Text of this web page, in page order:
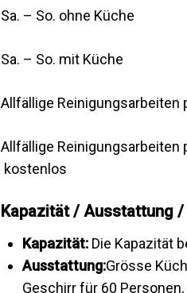
Sa. – So.
Sa. – So.
Allfällige
Allfällige
kostenlos
Kapazität / Ausstattung /
Kapazität:Die Kapazität
Ausstattung:Grösse
Geschirr für 60